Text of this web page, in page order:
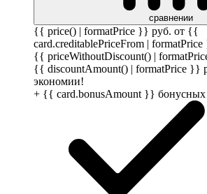
сравнении
{{ price() | formatPrice }} руб. от {{
card.creditablePriceFrom |
{{ priceWithoutDiscount() |
{{ discountAmount() | formatPrice }}
экономии!
+ {{ card.bonusAmount }} бонусных